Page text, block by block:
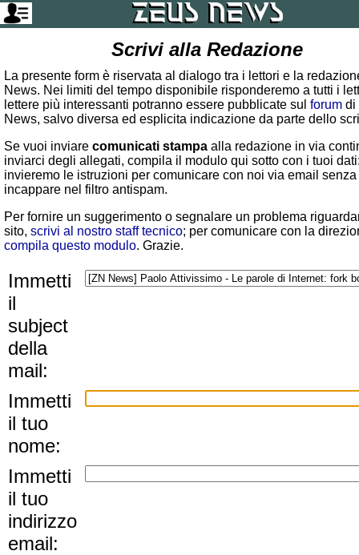
Scrivi alla Redazione
La presente form è riservata al dialogo tra i lettori e la
News. Nei limiti del tempo disponibile risponderemo a tutti i
lettere più interessanti potranno essere pubblicate sul forum di
News, salvo diversa ed esplicita indicazione da parte dello
Se vuoi inviare comunicati stampa alla redazione in via
inviarci degli allegati, compila il modulo qui sotto con i tuoi
invieremo le istruzioni per comunicare con noi via email senza
incappare nel filtro antispam.
Per fornire un suggerimento o segnalare un problema
sito, scrivi al nostro staff tecnico; per comunicare con la
compila questo modulo. Grazie.
Immetti
il
subject
della
mail:
Immetti
il tuo
nome:
Immetti
il tuo
indirizzo
email: